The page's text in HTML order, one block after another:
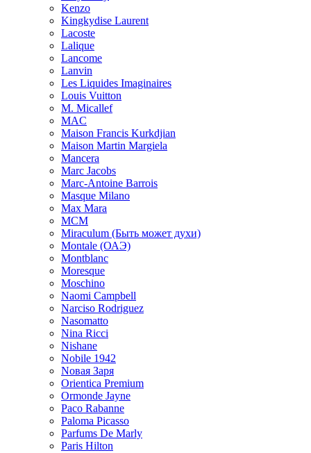
Kenzo
Kingkydise Laurent
Lacoste
Lalique
Lancome
Lanvin
Les Liquides Imaginaires
Louis Vuitton
M. Micallef
MAC
Maison Francis Kurkdjian
Maison Martin Margiela
Mancera
Marc Jacobs
Marc-Antoine Barrois
Masque Milano
Max Mara
MCM
Miraculum (Быть может духи)
Montale (ОАЭ)
Montblanc
Moresque
Moschino
Naomi Campbell
Narciso Rodriguez
Nasomatto
Nina Ricci
Nishane
Nobile 1942
Nовая Заря
Orientica Premium
Ormonde Jayne
Paco Rabanne
Paloma Picasso
Parfums De Marly
Paris Hilton